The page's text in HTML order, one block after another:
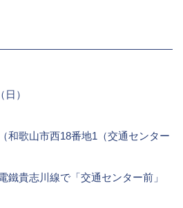
）
歌山市西18番地1（交通センター
貴志川線で「交通センター前」